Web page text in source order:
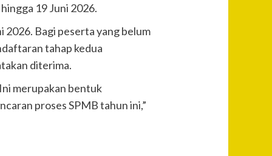
19 Juni 2026.
Bagi peserta yang belum
tahap kedua
diterima.
merupakan bentuk
proses SPMB tahun ini,”